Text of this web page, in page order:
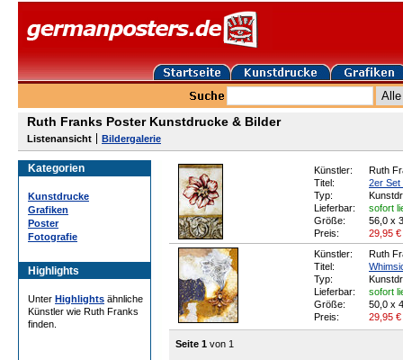
Ruth Franks Poster Kunstdrucke & Bilder
Listenansicht Bildergalerie
Kategorien
Kunstdrucke
Grafiken
Poster
Fotografie
Highlights
Unter Highlights ähnliche
Künstler wie Ruth Franks
finden.
Künstler:
Ruth
Titel:
2er Set
Typ:
Lieferbar:
sofort
Größe:
56,0 x
Preis:
29,95 €
Künstler:
Ruth
Titel:
Typ:
Lieferbar:
sofort
Größe:
50,0 x
Preis:
29,95 €
Seite 1 von 1